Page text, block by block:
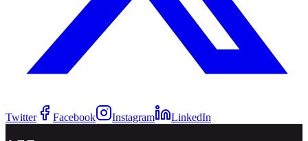
Twitter Facebook Instagram LinkedIn